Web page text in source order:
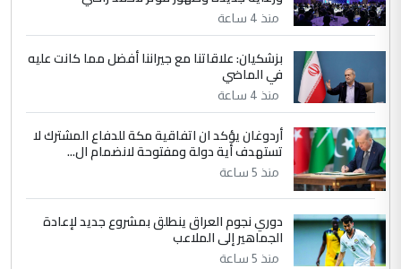
التعليق : واحد من عصابة علي ماما يسقط
جنسية الرافد الثالث للعراق ومن اصول عريقة
الموضوع :
الجواهري يرد على صدام حسين سل
مضجعيك يابن الزنا (نص كامل)
منذ 4 ساعة
بزشكيان: علاقاتنا مع جيراننا أفضل مما كانت عليه
في الماضي
منذ 4 ساعة
أردوغان يؤكد ان اتفاقية مكة للدفاع المشترك لا
تستهدف أية دولة ومفتوحة لانضمام ال...
منذ 5 ساعة
دوري نجوم العراق ينطلق بمشروع جديد لإعادة
الجماهير إلى الملاعب
منذ 5 ساعة